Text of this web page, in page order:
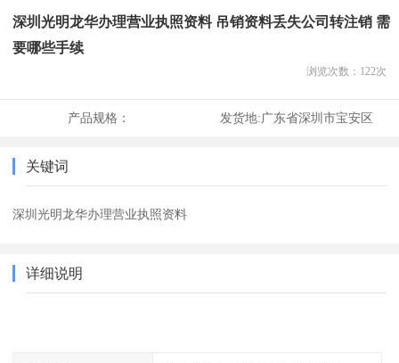
深圳光明龙华办理营业执照资料 吊销资料丢失公司转注销 需
要哪些手续
浏览次数： 122次
产品规格： 发货地:广东省深圳市宝安区
关键词
深圳光明龙华办理营业执照资料
详细说明